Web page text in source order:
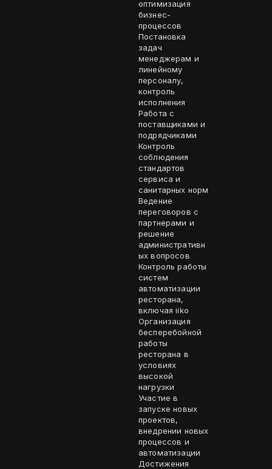
оптимизация
бизнес-
процессов
Постановка
задач
менеджерам и
линейному
персоналу,
контроль
исполнения
Работа с
поставщиками и
подрядчиками
Контроль
соблюдения
стандартов
сервиса и
санитарных норм
Ведение
переговоров с
партнерами и
решение
административн
ых вопросов
Контроль работы
систем
автоматизации
ресторана,
включая iiko
Организация
бесперебойной
работы
ресторана в
условиях
высокой
нагрузки
Участие в
запуске новых
проектов,
внедрении новых
процессов и
автоматизации
Достижения